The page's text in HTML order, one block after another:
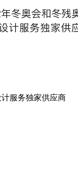
服务独家供应商